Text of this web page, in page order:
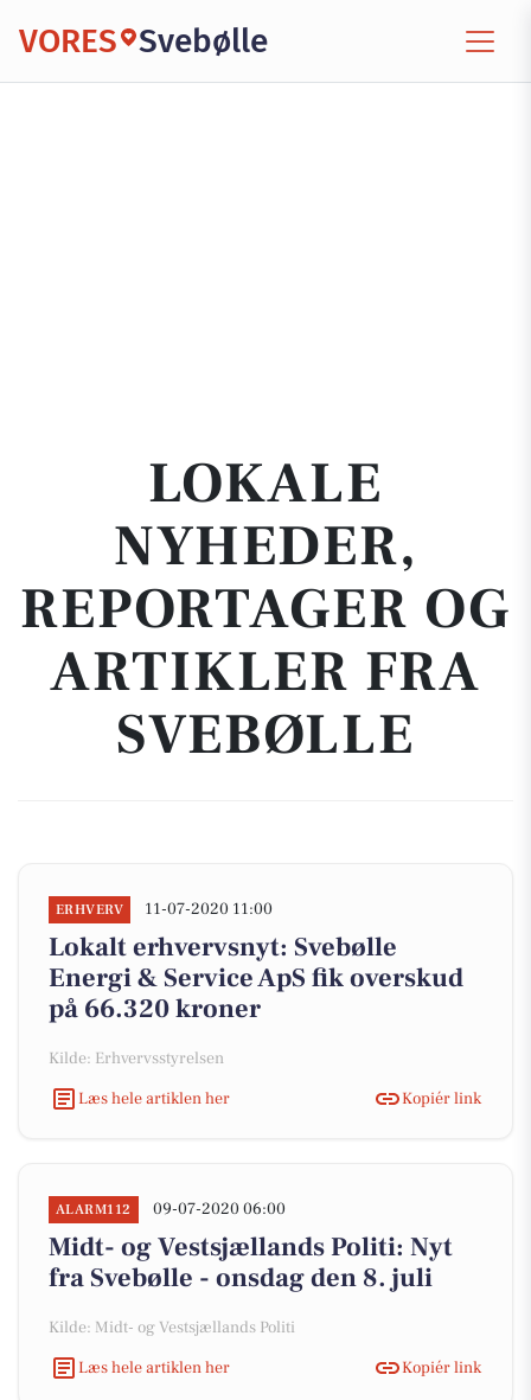
VORES Svebølle
LOKALE
NYHEDER,
REPORTAGER OG
ARTIKLER FRA
SVEBØLLE
ERHVERV 11-07-2020 11:00
Lokalt erhvervsnyt: Svebølle
Energi & Service ApS fik overskud
på 66.320 kroner
Kilde: Erhvervsstyrelsen
Læs hele artiklen her
Kopiér link
ALARM112 09-07-2020 06:00
Midt- og Vestsjællands Politi: Nyt
fra Svebølle - onsdag den 8. juli
Kilde: Midt- og Vestsjællands Politi
Læs hele artiklen her
Kopiér link